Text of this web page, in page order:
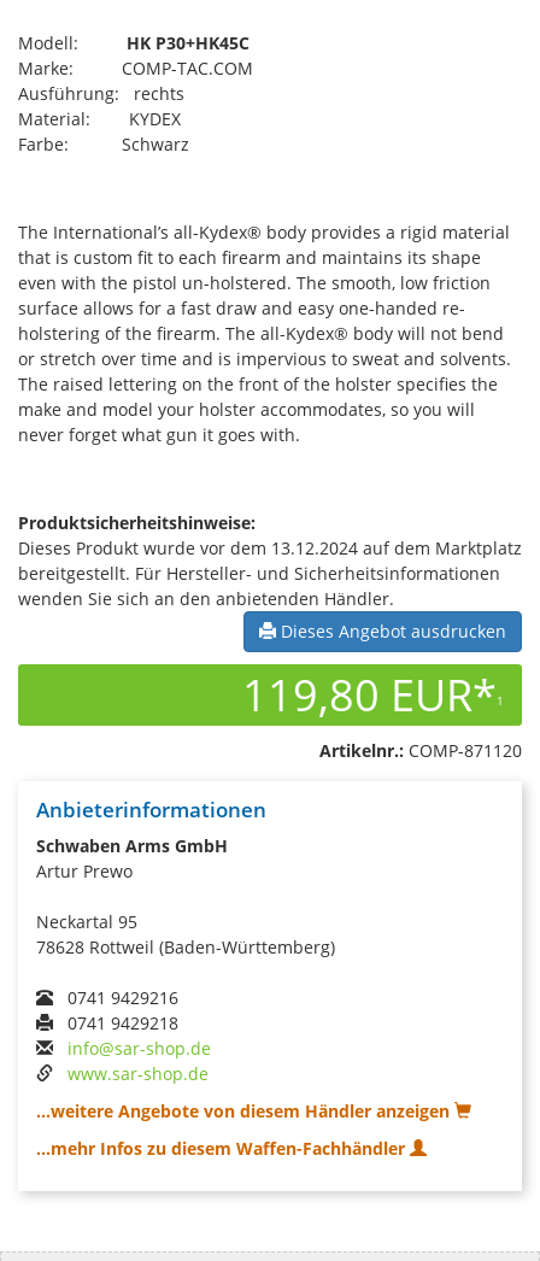
Modell: HK P30+HK45C
Marke: COMP-TAC.COM
Ausführung: rechts
Material: KYDEX
Farbe: Schwarz
The International’s all-Kydex® body provides a rigid material
that is custom fit to each firearm and maintains its shape
even with the pistol un-holstered. The smooth, low friction
surface allows for a fast draw and easy one-handed re-
holstering of the firearm. The all-Kydex® body will not bend
or stretch over time and is impervious to sweat and solvents.
The raised lettering on the front of the holster specifies the
make and model your holster accommodates, so you will
never forget what gun it goes with.
Produktsicherheitshinweise:
Dieses Produkt wurde vor dem 13.12.2024 auf dem Marktplatz
bereitgestellt. Für Hersteller- und Sicherheitsinformationen
wenden Sie sich an den anbietenden Händler.
Dieses Angebot ausdrucken
119,80 EUR*1
Artikelnr.: COMP-871120
Anbieterinformationen
Schwaben Arms GmbH
Artur Prewo
Neckartal 95
78628 Rottweil (Baden-Württemberg)
0741 9429216
0741 9429218
info@sar-shop.de
www.sar-shop.de
...weitere Angebote von diesem Händler anzeigen
...mehr Infos zu diesem Waffen-Fachhändler